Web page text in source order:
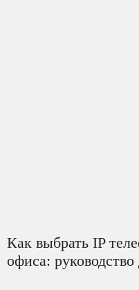
Как выбрать IP
офиса: руководство